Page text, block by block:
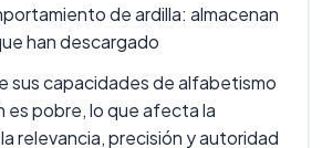
de ardilla: almacenan
han descargado
sus capacidades de alfabetismo
es pobre, lo que afecta la
relevancia, precisión y autoridad